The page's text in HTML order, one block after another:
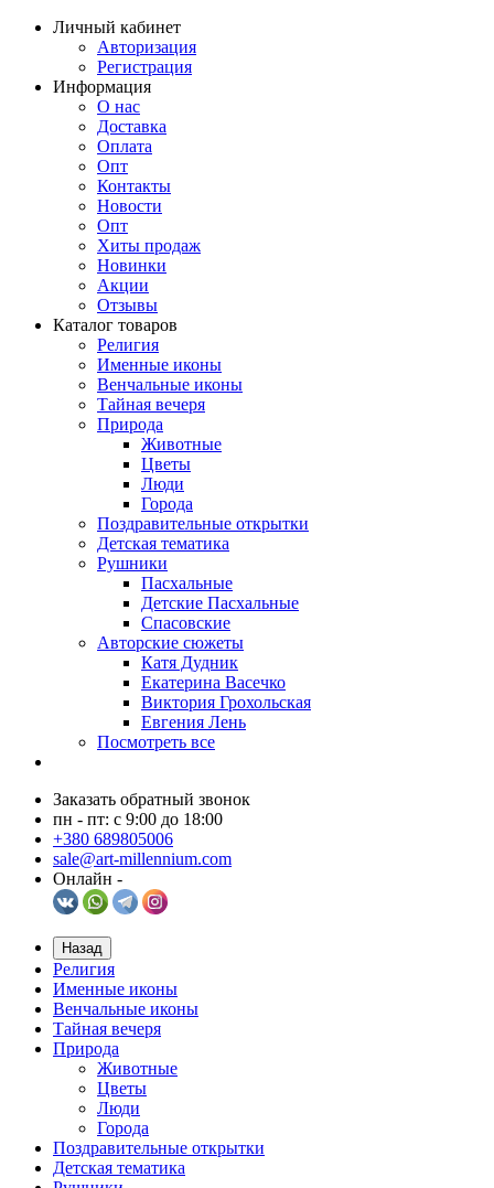
Личный кабинет
Авторизация
Регистрация
Информация
О нас
Доставка
Оплата
Опт
Контакты
Новости
Опт
Хиты продаж
Новинки
Акции
Отзывы
Каталог товаров
Религия
Именные иконы
Венчальные иконы
Тайная вечеря
Природа
Животные
Цветы
Люди
Города
Поздравительные открытки
Детская тематика
Рушники
Пасхальные
Детские Пасхальные
Спасовские
Авторские сюжеты
Катя Дудник
Екатерина Васечко
Виктория Грохольская
Евгения Лень
Посмотреть все
Заказать обратный звонок
пн - пт: с 9:00 до 18:00
+380 689805006
sale@art-millennium.com
Онлайн -
Назад
Религия
Именные иконы
Венчальные иконы
Тайная вечеря
Природа
Животные
Цветы
Люди
Города
Поздравительные открытки
Детская тематика